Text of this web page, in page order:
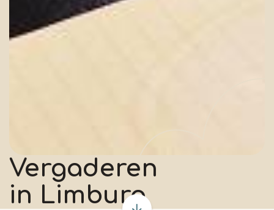
Vergaderen
in Limburg